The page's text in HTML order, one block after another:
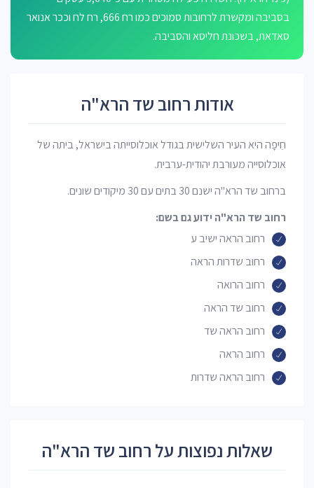
בסביבה ומקשרת לרחובות סמוכים כמו רח 666, רח לח וככר אנואר
סאדאת, בשכונת חליסא והסביבה.
אודות רחוב שד הרא"ה
חֵיפָה היא העיר השלישית בגודל אוכלוסייתה בישראל, ביתה של
אוכלוסייה מעורבת יהודית-ערבית.
ברחוב שד הרא"ה ישנם 30 בתים עם 30 מיקודים שונים.
רחוב שד הרא"ה ידוע גם בשם:
רחוב הראה ישיב ע
רחוב שדרות הראה
רחוב הרואה
רחוב שד הראה
רחוב הראה שד
רחוב הראה
רחוב הראה שדרות
שאלות נפוצות על רחוב שד הרא"ה